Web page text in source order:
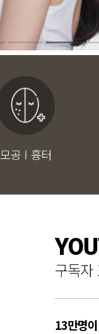
모공 I 흉터
구독자
13만명